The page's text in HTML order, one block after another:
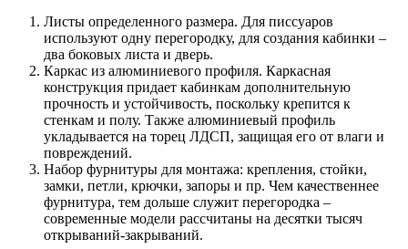
Листы определенного размера. Для писсуаров
используют одну перегородку, для создания кабинки –
два боковых листа и дверь.
Каркас из алюминиевого профиля. Каркасная
конструкция придает кабинкам дополнительную
прочность и устойчивость, поскольку крепится к
стенкам и полу. Также алюминиевый профиль
укладывается на торец ЛДСП, защищая его от влаги и
повреждений.
Набор фурнитуры для монтажа: крепления, стойки,
замки, петли, крючки, запоры и пр. Чем качественнее
фурнитура, тем дольше служит перегородка –
современные модели рассчитаны на десятки тысяч
открываний-закрываний.